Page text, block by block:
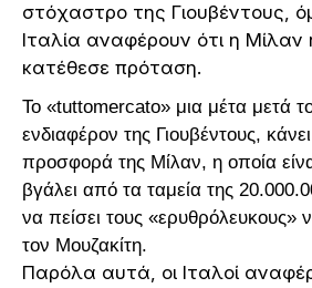
στόχαστρο της Γιουβέντους,
Ιταλία αναφέρουν ότι η
κατέθεσε πρόταση.
Το «tuttomercato» μια μέτα μετά
ενδιαφέρον της Γιουβέντους,
προσφορά της Μίλαν, η οποία
βγάλει από τα ταμεία της
να πείσει τους
τον Μουζακίτη.
Παρόλα αυτά, οι Ιταλοί